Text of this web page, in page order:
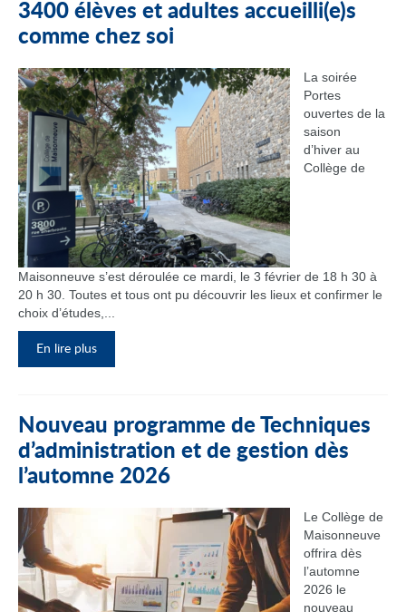
3400 élèves et adultes accueilli(e)s
comme chez soi
La soirée
Portes
ouvertes de la
saison
d’hiver au
Collège de
Maisonneuve s’est déroulée ce mardi, le 3 février de 18 h 30 à
20 h 30. Toutes et tous ont pu découvrir les lieux et confirmer le
choix d’études,...
En lire plus
Nouveau programme de Techniques
d’administration et de gestion dès
l’automne 2026
Le Collège de
Maisonneuve
offrira dès
l’automne
2026 le
nouveau